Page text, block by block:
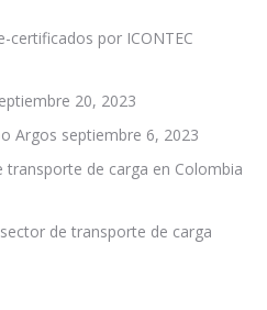
certificados por ICONTEC
20, 2023
Argos septiembre 6, 2023
transporte de carga en Colombia
de transporte de carga